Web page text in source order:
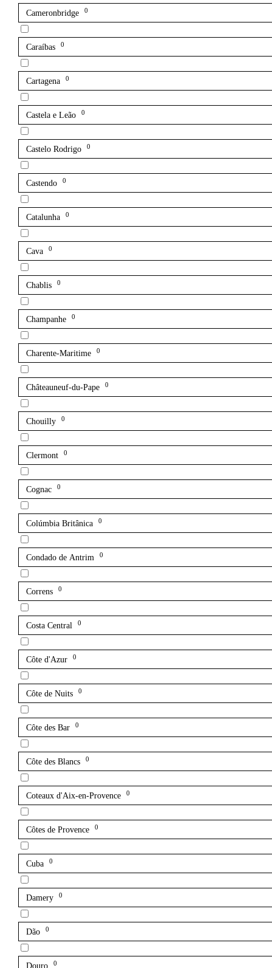
Cameronbridge 0
Caraíbas 0
Cartagena 0
Castela e Leão 0
Castelo Rodrigo 0
Castendo 0
Catalunha 0
Cava 0
Chablis 0
Champanhe 0
Charente-Maritime 0
Châteauneuf-du-Pape 0
Chouilly 0
Clermont 0
Cognac 0
Colúmbia Britânica 0
Condado de Antrim 0
Correns 0
Costa Central 0
Côte d'Azur 0
Côte de Nuits 0
Côte des Bar 0
Côte des Blancs 0
Coteaux d'Aix-en-Provence 0
Côtes de Provence 0
Cuba 0
Damery 0
Dão 0
Douro 0